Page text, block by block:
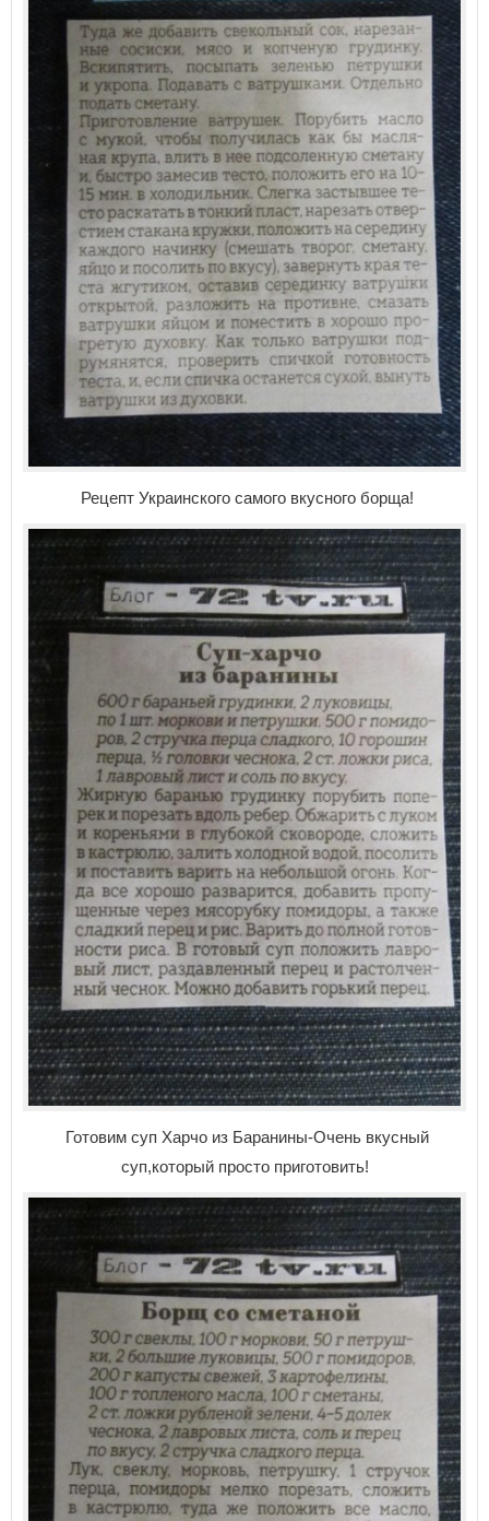
Рецепт Украинского самого вкусного борща!
Готовим суп Харчо из Баранины-Очень вкусный
суп,который просто приготовить!